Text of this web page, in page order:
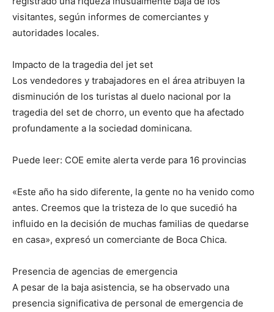
visitantes, según informes de comerciantes y
autoridades locales.
Impacto de la tragedia del jet set
Los vendedores y trabajadores en el área atribuyen la
disminución de los turistas al duelo nacional por la
tragedia del set de chorro, un evento que ha afectado
profundamente a la sociedad dominicana.
Puede leer: COE emite alerta verde para 16 provincias
«Este año ha sido diferente, la gente no ha venido como
antes. Creemos que la tristeza de lo que sucedió ha
influido en la decisión de muchas familias de quedarse
en casa», expresó un comerciante de Boca Chica.
Presencia de agencias de emergencia
A pesar de la baja asistencia, se ha observado una
presencia significativa de personal de emergencia de